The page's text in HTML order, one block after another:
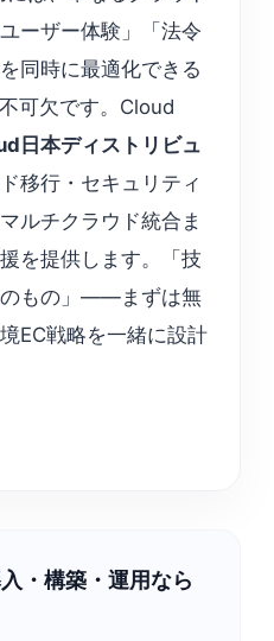
ーザー体験」「法令
同時に最適化できる
可欠です。Cloud
日本ディストリビュ
移行・セキュリティ
ルチクラウド統合ま
を提供します。「技
のもの」——まずは無
EC戦略を一緒に設計
・構築・運用なら